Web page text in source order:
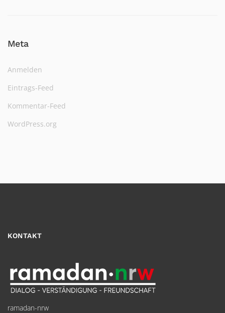
Meta
Anmelden
Eintrags-Feed
Kommentar-Feed
WordPress.org
KONTAKT
ramadan-nrw